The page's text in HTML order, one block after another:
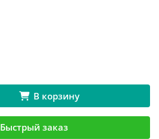
В корзину
Быстрый заказ